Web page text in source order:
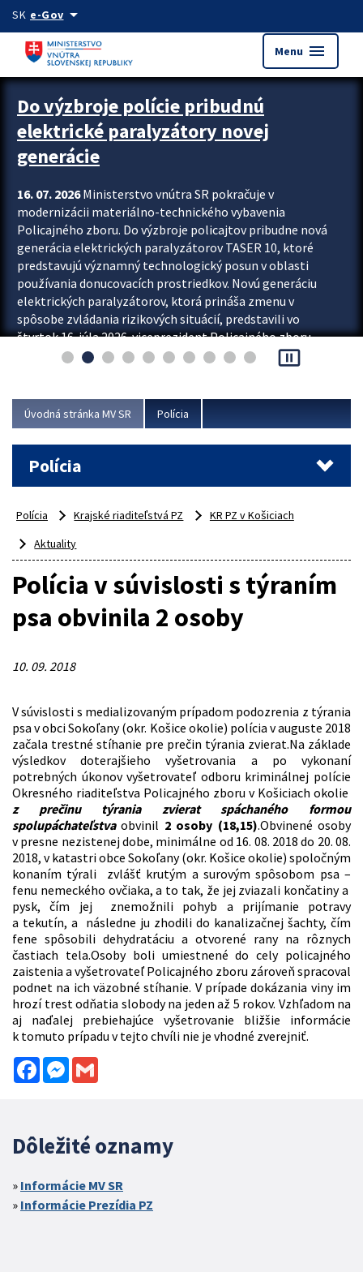
Preskocit na hlavný obsah
SK e-Govarrow_drop_down
Menu menu
Zastavit automatický posun upútavok
Do výzbroje polície pribudnú
elektrické paralyzátory novej
generácie
16. 07. 2026Ministerstvo vnútra SR pokračuje v
modernizácii materiálno-technického vybavenia
Policajného zboru. Do výzbroje policajtov pribudne nová
generácia elektrických paralyzátorov TASER 10, ktoré
predstavujú významný technologický posun v oblasti
používania donucovacích prostriedkov. Novú generáciu
elektrických paralyzátorov, ktorá prináša zmenu v
spôsobe zvládania rizikových situácií, predstavili vo
štvrtok 16. júla 2026 viceprezident Policajného zboru
Rastislav Polakovič a riaditeľ odboru výcviku...
pause_presentation
Úvodná stránka MV SR Polícia
Polícia
Polícia Krajské riaditeľstvá PZ
KR PZ v Košiciach
Aktuality
Polícia v súvislosti s týraním
psa obvinila 2 osoby
10. 09. 2018
V súvislosti s medializovaným prípadom podozrenia z týrania
psa v obci Sokoľany (okr. Košice okolie) polícia v auguste 2018
začala trestné stíhanie pre prečin týrania zvierat.Na základe
výsledkov doterajšieho vyšetrovania a po vykonaní
potrebných úkonov vyšetrovateľ odboru kriminálnej polície
Okresného riaditeľstva Policajného zboru v Košiciach okolie
z prečinu týrania zvierat spáchaného formou
spolupáchateľstvaobvinil 2 osoby (18,15).Obvinené osoby
v presne nezistenej dobe, minimálne od 16. 08. 2018 do 20. 08.
2018, v katastri obce Sokoľany (okr. Košice okolie) spoločným
konaním týrali zvlášť krutým a surovým spôsobom psa –
fenu nemeckého ovčiaka, a to tak, že jej zviazali končatiny a
pysk, čím jej znemožnili pohyb a prijímanie potravy
a tekutín, a následne ju zhodili do kanalizačnej šachty, čím
fene spôsobili dehydratáciu a otvorené rany na rôznych
častiach tela.Osoby boli umiestnené do cely policajného
zaistenia a vyšetrovateľ Policajného zboru zároveň spracoval
podnet na ich väzobné stíhanie. V prípade dokázania viny im
hrozí trest odňatia slobody na jeden až 5 rokov. Vzhľadom na
aj naďalej prebiehajúce vyšetrovanie bližšie informácie
k tomuto prípadu v tejto chvíli nie je vhodné zverejniť.
FacebookMessenger
Dôležité oznamy
Informácie MV SR
Informácie Prezídia PZ